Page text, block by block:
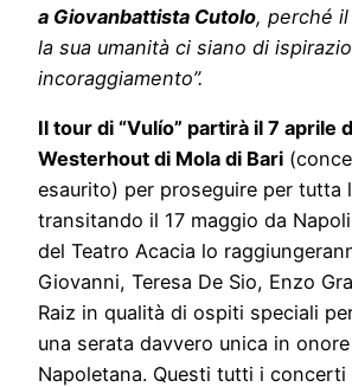
a Giovanbattista Cutolo, perché
la sua umanità ci siano di
incoraggiamento”.
Il tour di “Vulío” partirà il 7 aprile
Westerhout di Mola di Bari
esaurito) per proseguire per tutta
transitando il 17 maggio da
del Teatro Acacia lo
Giovanni, Teresa De Sio, Enzo
Raiz in qualità di ospiti speciali
una serata davvero unica in
Napoletana. Questi tutti i concerti